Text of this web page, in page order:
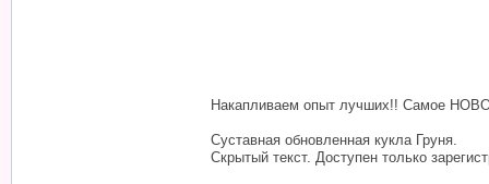
Накапливаем опыт лучших!! Самое
Суставная обновленная кукла Груня.
Скрытый текст. Доступен только